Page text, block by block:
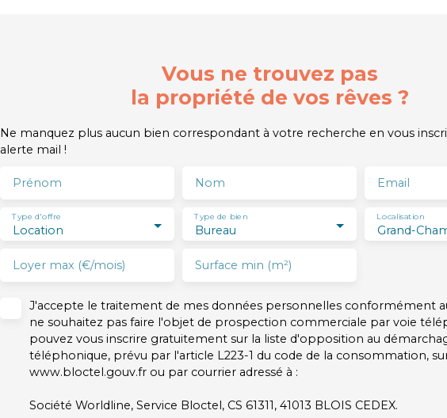
Vous ne trouvez pas
la propriété de vos rêves ?
Ne manquez plus aucun bien correspondant à votre recherche en vous
alerte mail !
Prénom Nom Email
Location
Type d'offre
Bureau
Type de bien
Grand-
Localisation
Loyer max (€/mois) Surface min (m²)
J'accepte le traitement de mes données personnelles conformément
ne souhaitez pas faire l'objet de prospection commerciale par voie
pouvez vous inscrire gratuitement sur la liste d'opposition au
téléphonique, prévu par l'article L223-1 du code de la consommation,
www.bloctel.gouv.fr ou par courrier adressé à :
Société Worldline, Service Bloctel, CS 61311, 41013 BLOIS CEDEX.